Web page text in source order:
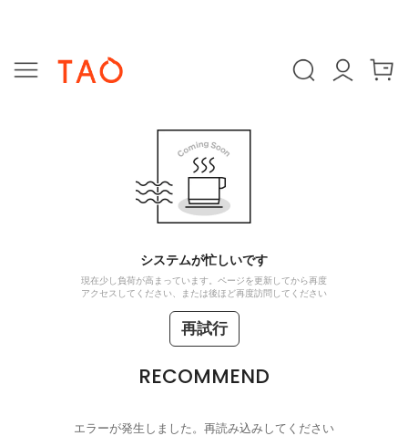
システムが忙しいです
現在少し負荷が高まっています。ページを更新してから再度
アクセスしてください、または後ほど再度訪問してください
再試行
RECOMMEND
エラーが発生しました。再読み込みしてください